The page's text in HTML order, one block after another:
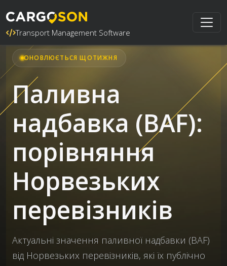
Transport Management Software
ОНОВЛЮЄТЬСЯ ЩОТИЖНЯ
Паливна
надбавка (BAF):
порівняння
Норвезьких
перевізників
Актуальні значення паливної надбавки (BAF)
від Норвезьких перевізників, які їх публічно